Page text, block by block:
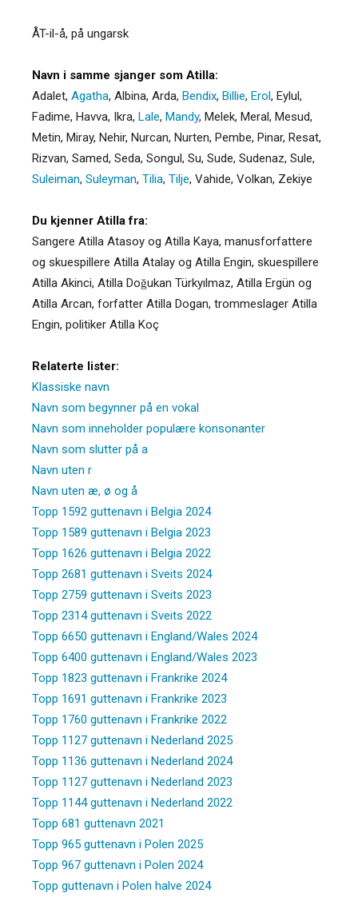
ÅT-il-å, på ungarsk
Navn i samme sjanger som Atilla:
Adalet, Agatha, Albina, Arda, Bendix, Billie, Erol, Eylul,
Fadime, Havva, Ikra, Lale, Mandy, Melek, Meral, Mesud,
Metin, Miray, Nehir, Nurcan, Nurten, Pembe, Pinar, Resat,
Rizvan, Samed, Seda, Songul, Su, Sude, Sudenaz, Sule,
Suleiman, Suleyman, Tilia, Tilje, Vahide, Volkan, Zekiye
Du kjenner Atilla fra:
Sangere Atilla Atasoy og Atilla Kaya, manusforfattere
og skuespillere Atilla Atalay og Atilla Engin, skuespillere
Atilla Akinci, Atilla Doğukan Türkyılmaz, Atilla Ergün og
Atilla Arcan, forfatter Atilla Dogan, trommeslager Atilla
Engin, politiker Atilla Koç
Relaterte lister:
Klassiske navn
Navn som begynner på en vokal
Navn som inneholder populære konsonanter
Navn som slutter på a
Navn uten r
Navn uten æ, ø og å
Topp 1592 guttenavn i Belgia 2024
Topp 1589 guttenavn i Belgia 2023
Topp 1626 guttenavn i Belgia 2022
Topp 2681 guttenavn i Sveits 2024
Topp 2759 guttenavn i Sveits 2023
Topp 2314 guttenavn i Sveits 2022
Topp 6650 guttenavn i England/Wales 2024
Topp 6400 guttenavn i England/Wales 2023
Topp 1823 guttenavn i Frankrike 2024
Topp 1691 guttenavn i Frankrike 2023
Topp 1760 guttenavn i Frankrike 2022
Topp 1127 guttenavn i Nederland 2025
Topp 1136 guttenavn i Nederland 2024
Topp 1127 guttenavn i Nederland 2023
Topp 1144 guttenavn i Nederland 2022
Topp 681 guttenavn 2021
Topp 965 guttenavn i Polen 2025
Topp 967 guttenavn i Polen 2024
Topp guttenavn i Polen halve 2024